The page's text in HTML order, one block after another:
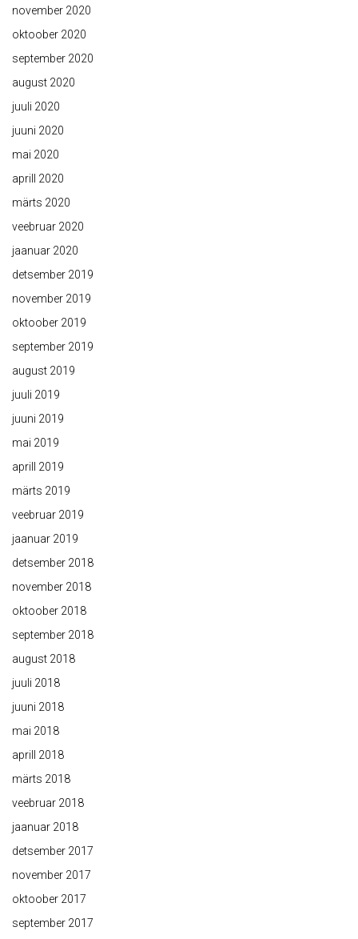
november 2020
oktoober 2020
september 2020
august 2020
juuli 2020
juuni 2020
mai 2020
aprill 2020
märts 2020
veebruar 2020
jaanuar 2020
detsember 2019
november 2019
oktoober 2019
september 2019
august 2019
juuli 2019
juuni 2019
mai 2019
aprill 2019
märts 2019
veebruar 2019
jaanuar 2019
detsember 2018
november 2018
oktoober 2018
september 2018
august 2018
juuli 2018
juuni 2018
mai 2018
aprill 2018
märts 2018
veebruar 2018
jaanuar 2018
detsember 2017
november 2017
oktoober 2017
september 2017